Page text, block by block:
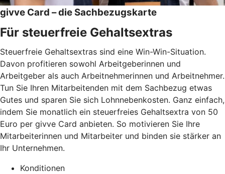
givve Card – die Sachbezugskarte
Für steuerfreie Gehaltsextras
Steuerfreie Gehaltsextras sind eine Win-Win-Situation.
Davon profitieren sowohl Arbeitgeberinnen und
Arbeitgeber als auch Arbeitnehmerinnen und Arbeitnehmer.
Tun Sie Ihren Mitarbeitenden mit dem Sachbezug etwas
Gutes und sparen Sie sich Lohnnebenkosten. Ganz einfach,
indem Sie monatlich ein steuerfreies Gehaltsextra von 50
Euro per givve Card anbieten. So motivieren Sie Ihre
Mitarbeiterinnen und Mitarbeiter und binden sie stärker an
Ihr Unternehmen.
Konditionen